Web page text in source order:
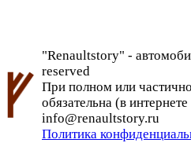
"Renaultstory" -
reserved
При полном или
обязательна (в
info@renaultstory.ru
Политика